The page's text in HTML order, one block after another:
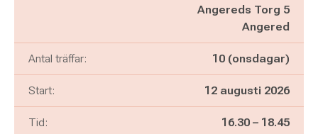
Angereds Torg 5
Angered
Antal träffar: 10 (onsdagar)
Start: 12 augusti 2026
Tid: Pågår mellan
16.30 – och
18.45